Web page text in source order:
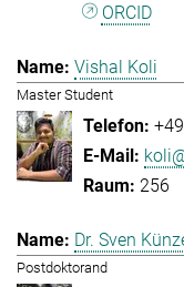
ORCID
Vishal Koli
Master Student
256
Dr. Sven
Postdoktorand